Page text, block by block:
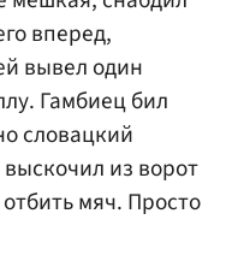
вперед,
вывел один
Гамбиец бил
словацкий
из ворот
мяч. Просто